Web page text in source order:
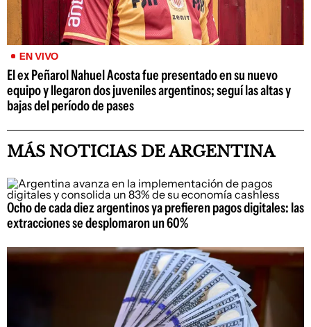
EN VIVO
El ex Peñarol Nahuel Acosta fue presentado en su nuevo
equipo y llegaron dos juveniles argentinos; seguí las altas y
bajas del período de pases
MÁS NOTICIAS DE ARGENTINA
Ocho de cada diez argentinos ya prefieren pagos digitales: las
extracciones se desplomaron un 60%